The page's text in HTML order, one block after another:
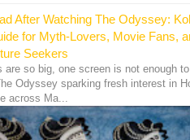
After Watching The Odyssey:
for Myth-Lovers, Movie Fans,
Seekers
are so big, one screen is not enough
Odyssey sparking fresh interest in
across Ma...